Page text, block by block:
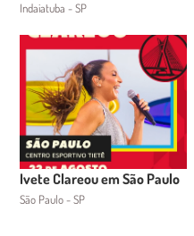
Indaiatuba - SP
Ivete Clareou em São Paulo
São Paulo - SP